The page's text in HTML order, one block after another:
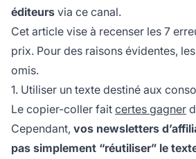
éditeurs via ce canal.
Cet article vise à recenser les 7
prix. Pour des raisons évidentes,
omis.
1. Utiliser un texte destiné aux
Le copier-coller fait certes gagner
Cependant, vos newsletters
pas simplement “réutiliser” le